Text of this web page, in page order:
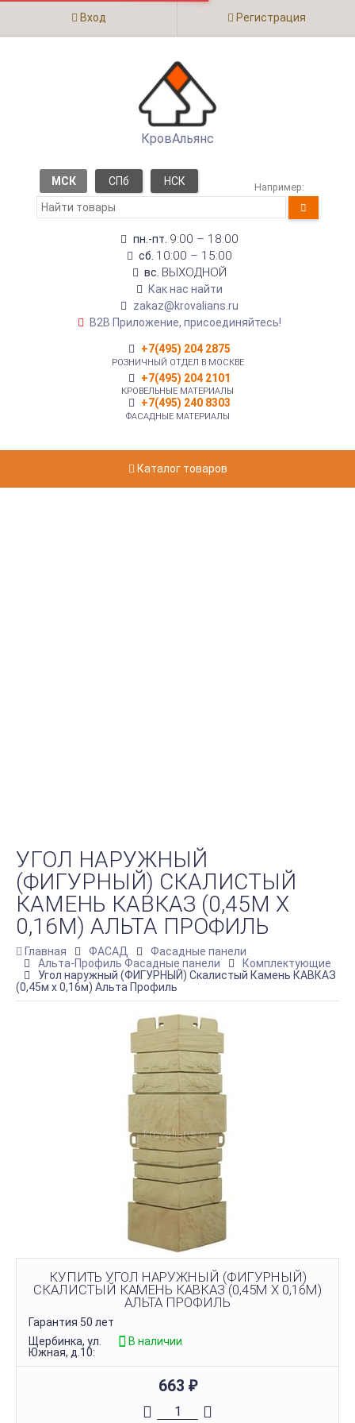
Вход Регистрация
КровАльянс
МСК СПб НСК Например:
пн.-пт. 9:00 – 18:00
сб. 10:00 – 15:00
вс. ВЫХОДНОЙ
Как нас найти
zakaz@krovalians.ru
B2B Приложение, присоединяйтесь!
+7(495) 204 2875
РОЗНИЧНЫЙ ОТДЕЛ В МОСКВЕ
+7(495) 204 2101
КРОВЕЛЬНЫЕ МАТЕРИАЛЫ
+7(495) 240 8303
ФАСАДНЫЕ МАТЕРИАЛЫ
Каталог товаров
УГОЛ НАРУЖНЫЙ
(ФИГУРНЫЙ) СКАЛИСТЫЙ
КАМЕНЬ КАВКАЗ (0,45М Х
0,16М) АЛЬТА ПРОФИЛЬ
Главная ФАСАД
Фасадные панели
Альта-Профиль Фасадные панели
Комплектующие
Угол наружный (ФИГУРНЫЙ) Скалистый Камень КАВКАЗ
(0,45м х 0,16м) Альта Профиль
КУПИТЬ УГОЛ НАРУЖНЫЙ (ФИГУРНЫЙ)
СКАЛИСТЫЙ КАМЕНЬ КАВКАЗ (0,45М Х 0,16М)
АЛЬТА ПРОФИЛЬ
Гарантия 50 лет
Щербинка, ул.
Южная, д.10:
В наличии
663 ₽